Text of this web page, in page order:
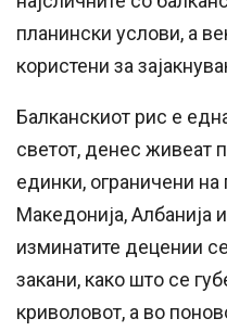
планински услови, а
користени за
Балканскиот рис е
светот, денес живеат
единки, ограничени
Македонија, Албанија
изминатите децении
закани, како што се
криволовот, а во